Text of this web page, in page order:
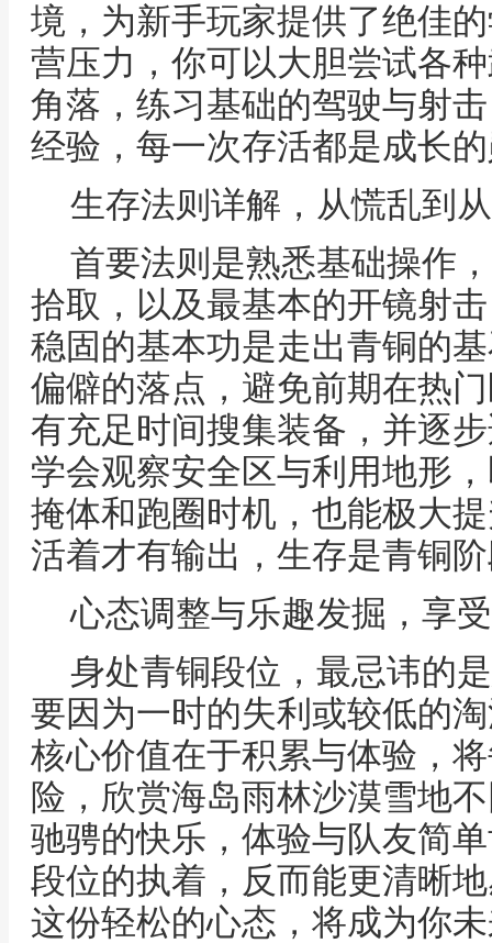
境，为新手玩家提供了绝佳
营压力，你可以大胆尝试各
角落，练习基础的驾驶与射
经验，每一次存活都是成长
生存法则详解，从慌乱到
首要法则是熟悉基础操作
拾取，以及最基本的开镜射
稳固的基本功是走出青铜的
偏僻的落点，避免前期在热
有充足时间搜集装备，并逐
学会观察安全区与利用地形
掩体和跑圈时机，也能极大
活着才有输出，生存是青铜
心态调整与乐趣发掘，享
身处青铜段位，最忌讳的
要因为一时的失利或较低的
核心价值在于积累与体验，
险，欣赏海岛雨林沙漠雪地
驰骋的快乐，体验与队友简
段位的执着，反而能更清晰
这份轻松的心态，将成为你